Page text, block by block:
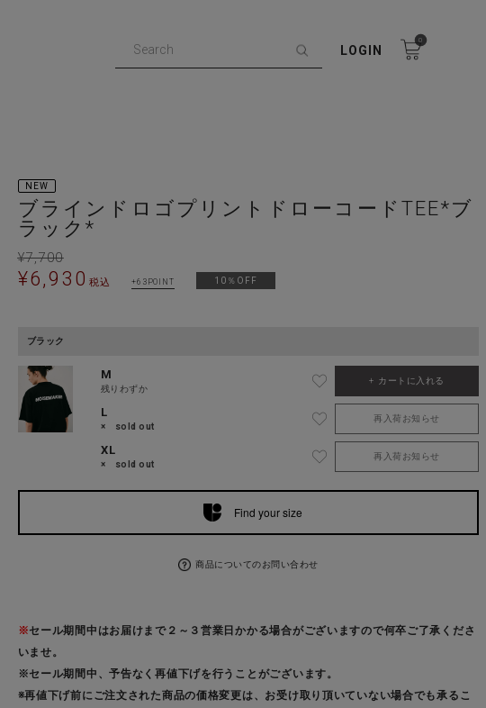
LOGIN
0
NEW
ブラインドロゴプリントドローコードTEE*ブ
ラック*
¥7,700
¥6,930 税込 63 10％OFF
ブラック
M
残りわずか
カートに入れる
L
× sold out
再入荷お知らせ
XL
× sold out
再入荷お知らせ
Find your size
商品についてのお問い合わせ
※セール期間中はお届けまで２～３営業日かかる場合がございますので何卒ご了承くださ
いませ。
※セール期間中、予告なく再値下げを行うことがございます。
※再値下げ前にご注文された商品の価格変更は、お受け取り頂いていない場合でも承るこ